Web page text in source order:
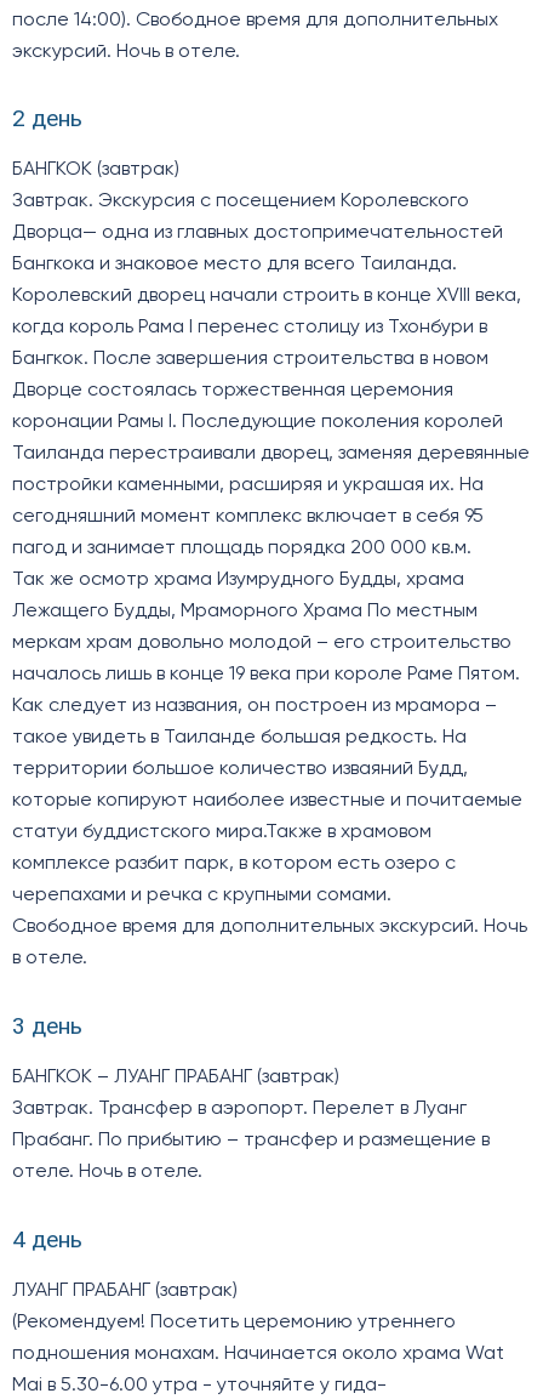
после 14:00). Свободное время для дополнительных
экскурсий. Ночь в отеле.
2 день
БАНГКОК (завтрак)
Завтрак. Экскурсия с посещением Королевского
Дворца— одна из главных достопримечательностей
Бангкока и знаковое место для всего Таиланда.
Королевский дворец начали строить в конце XVIII века,
когда король Рама I перенес столицу из Тхонбури в
Бангкок. После завершения строительства в новом
Дворце состоялась торжественная церемония
коронации Рамы I. Последующие поколения королей
Таиланда перестраивали дворец, заменяя деревянные
постройки каменными, расширяя и украшая их. На
сегодняшний момент комплекс включает в себя 95
пагод и занимает площадь порядка 200 000 кв.м.
Так же осмотр храма Изумрудного Будды, храма
Лежащего Будды, Мраморного Храма По местным
меркам храм довольно молодой – его строительство
началось лишь в конце 19 века при короле Раме Пятом.
Как следует из названия, он построен из мрамора –
такое увидеть в Таиланде большая редкость. На
территории большое количество изваяний Будд,
которые копируют наиболее известные и почитаемые
статуи буддистского мира.Также в храмовом
комплексе разбит парк, в котором есть озеро с
черепахами и речка с крупными сомами.
Свободное время для дополнительных экскурсий. Ночь
в отеле.
3 день
БАНГКОК – ЛУАНГ ПРАБАНГ (завтрак)
Завтрак. Трансфер в аэропорт. Перелет в Луанг
Прабанг. По прибытию – трансфер и размещение в
отеле. Ночь в отеле.
4 день
ЛУАНГ ПРАБАНГ (завтрак)
(Рекомендуем! Посетить церемонию утреннего
подношения монахам. Начинается около храма Wat
Mai в 5.30-6.00 утра - уточняйте у гида-